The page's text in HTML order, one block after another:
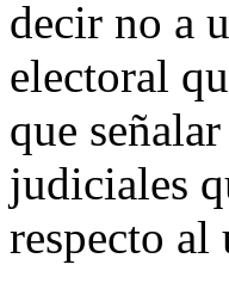
decir no a
electoral
que
judiciales
respecto al